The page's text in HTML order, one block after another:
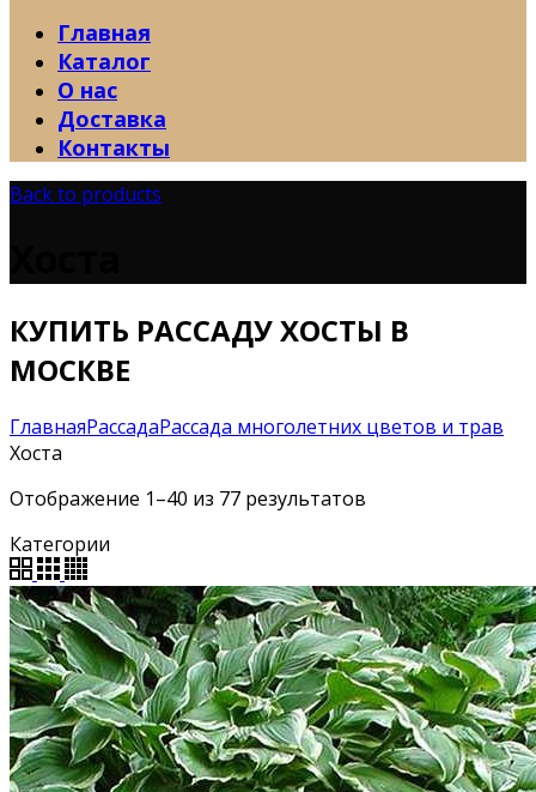
Главная
Каталог
О нас
Доставка
Контакты
Back to products
КУПИТЬ РАССАДУ ХОСТЫ В
МОСКВЕ
ГлавнаяРассадаРассада многолетних цветов и трав
Хоста
Отображение 1–40 из 77 результатов
Категории